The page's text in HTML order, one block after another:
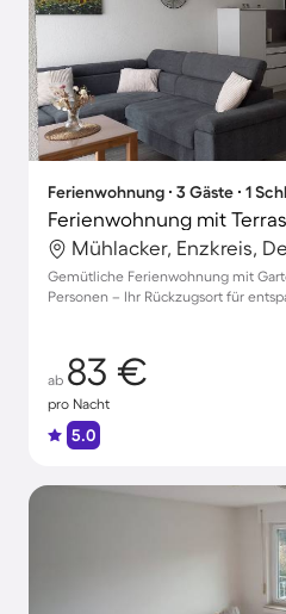
Ferienwohnung ∙ 3 Gäste ∙ 1
Ferienwohnung mit
Mühlacker, Enzkreis,
Gemütliche Ferienwohnung mit
Personen – Ihr Rückzugsort für
ab 83 €
pro Nacht
5.0